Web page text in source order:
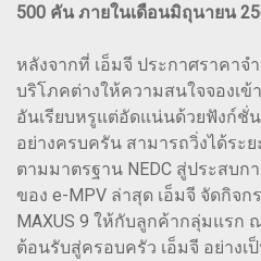
500 คัน ภายในเดือนมิถุนายน
หลังจากที่ เอ็มจี ประกาศราคาจำ
บริโภคต่างให้ความสนใจจองเข้
อันเรียบหรูแต่อัดแน่นด้วยฟังก์ชั่
อย่างครบครัน สามารถวิ่งได้ระ
ตามมาตรฐาน NEDC สู่ประสบ
ของ e-MPV ล่าสุด เอ็มจี จัดกิจก
MAXUS 9 ให้กับลูกค้ากลุ่มแรก
ต้อนรับสู่ครอบครัว เอ็มจี อย่างเ